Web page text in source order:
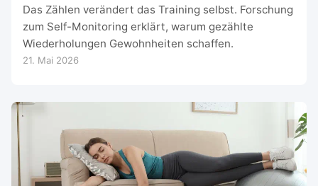
Das Zählen verändert das Training selbst. Forschung
zum Self-Monitoring erklärt, warum gezählte
Wiederholungen Gewohnheiten schaffen.
21. Mai 2026